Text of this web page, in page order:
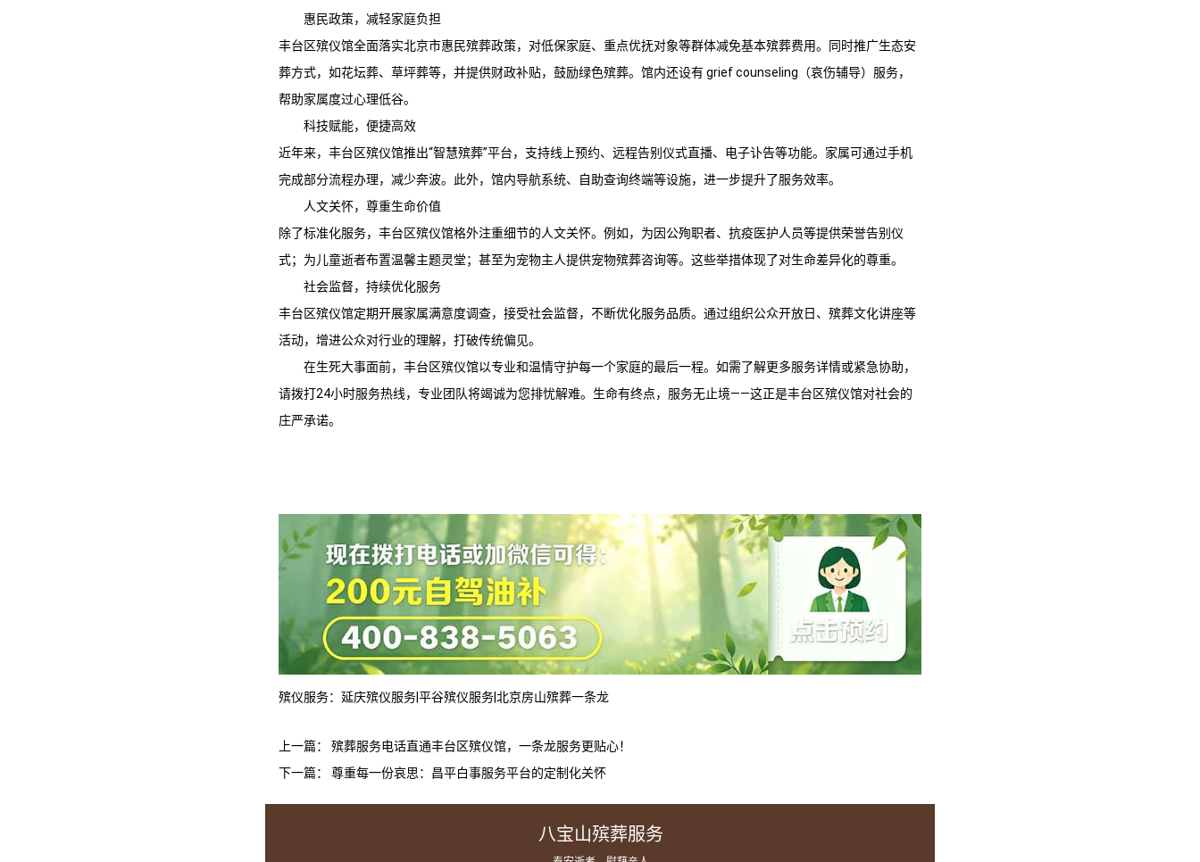
惠民政策，减轻家庭负担
丰台区殡仪馆全面落实北京市惠民殡葬政策，对低保家庭、重点优抚对象等群体减免基本殡葬费用。同时推广生态安
葬方式，如花坛葬、草坪葬等，并提供财政补贴，鼓励绿色殡葬。馆内还设有 grief counseling（哀伤辅导）服务，
帮助家属度过心理低谷。
科技赋能，便捷高效
近年来， 丰台区殡仪馆推出“智慧殡葬”平台，支持线上预约、远程告别仪式直播、电子讣告等功能。家属可通过手机
完成部分流程办理，减少奔波。此外，馆内导航系统、自助查询终端等设施，进一步提升了服务效率。
人文关怀，尊重生命价值
除了标准化服务， 丰台区殡仪馆格外注重细节的人文关怀。例如，为因公殉职者、抗疫医护人员等提供荣誉告别仪
式；为儿童逝者布置温馨主题灵堂；甚至为宠物主人提供宠物殡葬咨询等。这些举措体现了对生命差异化的尊重。
社会监督，持续优化服务
丰台区殡仪馆定期开展家属满意度调查，接受社会监督，不断优化服务品质。通过组织公众开放日、殡葬文化讲座等
活动，增进公众对行业的理解，打破传统偏见。
在生死大事面前， 丰台区殡仪馆以专业和温情守护每一个家庭的最后一程。如需了解更多服务详情或紧急协助，
请拨打24小时服务热线，专业团队将竭诚为您排忧解难。生命有终点，服务无止境——这正是丰台区殡仪馆对社会的
庄严承诺。
殡仪服务： 延庆殡仪服务平谷殡仪服务北京房山殡葬一条龙
上一篇： 殡葬服务电话直通丰台区殡仪馆，一条龙服务更贴心！
下一篇： 尊重每一份哀思：昌平白事服务平台的定制化关怀
八宝山殡葬服务